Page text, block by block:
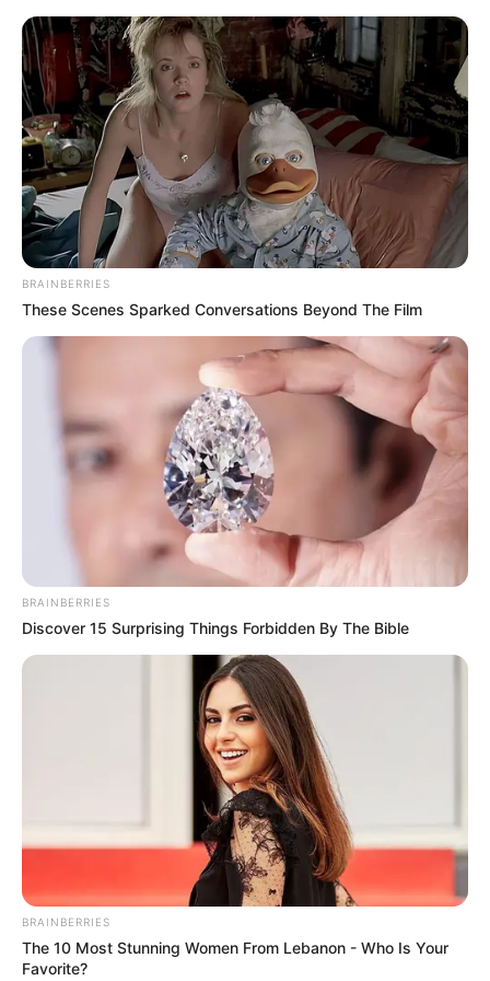
MENU
ET
WIDGETS
PRIX ALAIN MIMOUN
PRONOSTIC QUINTE DU 15-
07-2024
Lundi 15 Juillet 2024 à ARGENTAN Réunion 1 PRIX
ALAIN MIMOUN – Trot attelé – 2875 mètres.
BRAINBERRIES
These Scenes Sparked Conversations Beyond The Film
BRAINBERRIES
Discover 15 Surprising Things Forbidden By The Bible
BRAINBERRIES
The 10 Most Stunning Women From Lebanon - Who Is Your
Favorite?